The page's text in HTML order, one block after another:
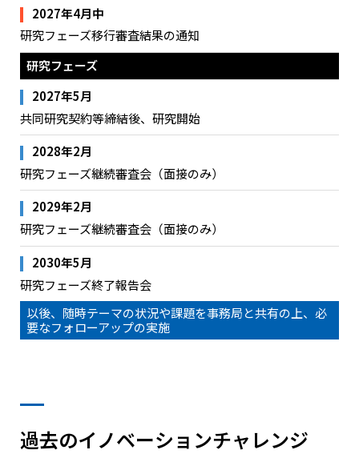
香川大学
北村 尊義
航空機CFRP構造体への印刷ヒーター一体
2027年4月中
研究フェーズ移行審査結果の通知
研究フェーズ
2027年5月
共同研究契約等締結後、研究開始
2028年2月
研究フェーズ継続審査会（面接のみ）
2029年2月
研究フェーズ継続審査会（面接のみ）
2030年5月
研究フェーズ終了報告会
以後、随時テーマの状況や課題を事務局と共有の上、必
要なフォローアップの実施
過去のイノベーションチャレンジ